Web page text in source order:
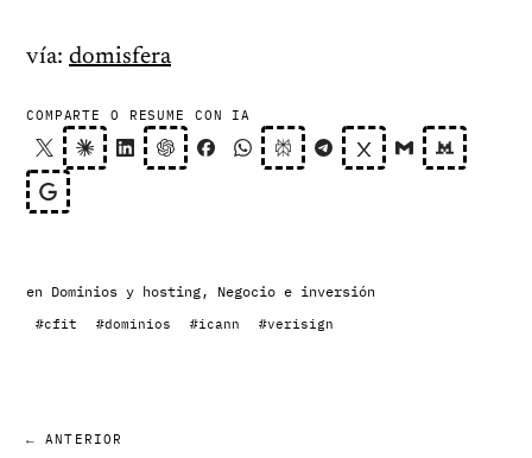
vía: domisfera
COMPARTE O RESUME CON IA
en Dominios y hosting, Negocio e inversión
#cfit #dominios #icann #verisign
← ANTERIOR